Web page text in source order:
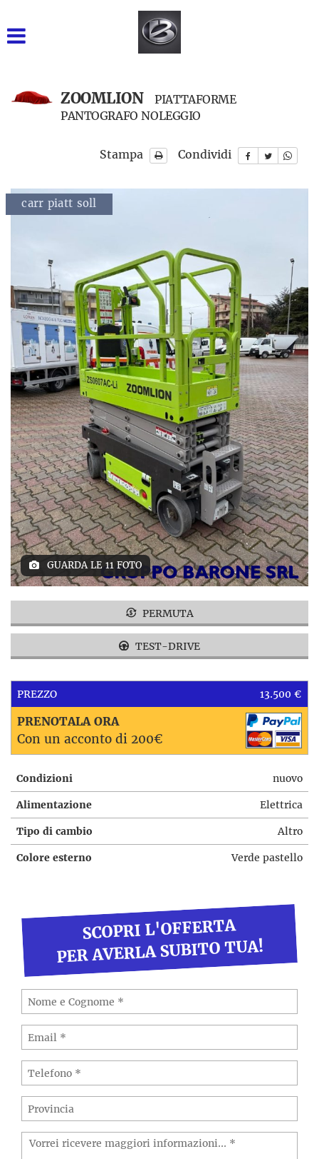
INIZIALE
USATO DISPONIBILE
NOLEGGIO BREVE TERMINE
NOLEGGIO LUNGO
TERMINE
ASSISTENZA
ZOOMLION
PIATTAFORME
PANTOGRAFO NOLEGGIO
Stampa Condividi
nuova
GUARDA LE 11 FOTO
PERMUTA
TEST-DRIVE
PREZZO 13.500 €
PRENOTALA ORA
Con un acconto di 200€
Condizioni nuovo
Alimentazione Elettrica
Tipo di cambio Altro
Colore esterno Verde pastello
SCOPRI L'OFFERTA
PER AVERLA SUBITO TUA!